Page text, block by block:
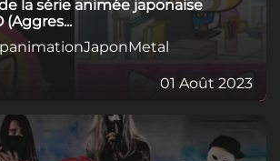
la série animée japonaise
(Aggres...
JaponMetal
01 Août 2023